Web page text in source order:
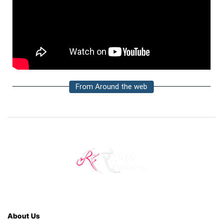
From Around the web
About Us